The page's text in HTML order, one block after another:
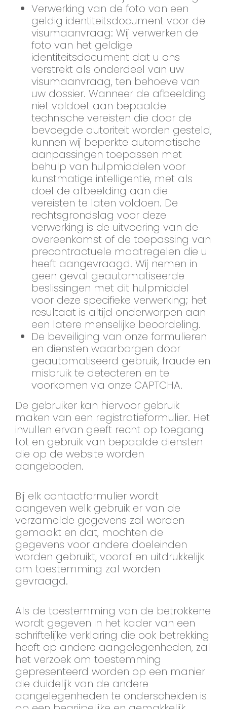
Verwerking van de foto van een
geldig identiteitsdocument voor de
visumaanvraag: Wij verwerken de
foto van het geldige
identiteitsdocument dat u ons
verstrekt als onderdeel van uw
visumaanvraag, ten behoeve van
uw dossier. Wanneer de afbeelding
niet voldoet aan bepaalde
technische vereisten die door de
bevoegde autoriteit worden gesteld,
kunnen wij beperkte automatische
aanpassingen toepassen met
behulp van hulpmiddelen voor
kunstmatige intelligentie, met als
doel de afbeelding aan die
vereisten te laten voldoen. De
rechtsgrondslag voor deze
verwerking is de uitvoering van de
overeenkomst of de toepassing van
precontractuele maatregelen die u
heeft aangevraagd. Wij nemen in
geen geval geautomatiseerde
beslissingen met dit hulpmiddel
voor deze specifieke verwerking; het
resultaat is altijd onderworpen aan
een latere menselijke beoordeling.
De beveiliging van onze formulieren
en diensten waarborgen door
geautomatiseerd gebruik, fraude en
misbruik te detecteren en te
voorkomen via onze CAPTCHA.
De gebruiker kan hiervoor gebruik
maken van een registratieformulier. Het
invullen ervan geeft recht op toegang
tot en gebruik van bepaalde diensten
die op de website worden
aangeboden.
Bij elk contactformulier wordt
aangeven welk gebruik er van de
verzamelde gegevens zal worden
gemaakt en dat, mochten de
gegevens voor andere doeleinden
worden gebruikt, vooraf en uitdrukkelijk
om toestemming zal worden
gevraagd.
Als de toestemming van de betrokkene
wordt gegeven in het kader van een
schriftelijke verklaring die ook betrekking
heeft op andere aangelegenheden, zal
het verzoek om toestemming
gepresenteerd worden op een manier
die duidelijk van de andere
aangelegenheden te onderscheiden is